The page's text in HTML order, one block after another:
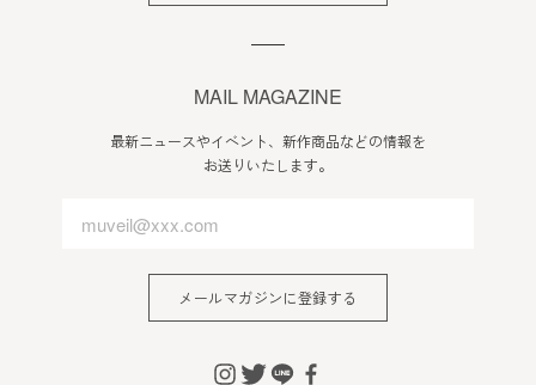
MAIL MAGAZINE
最新ニュースやイベント、新作商品などの情報を
お送りいたします。
メールマガジンに登録する